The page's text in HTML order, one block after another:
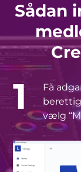
Sådan
1
Få
vælg